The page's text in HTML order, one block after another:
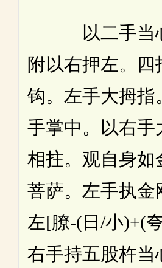
以二手当心
附以右押左。四
钩。左手大拇指
手掌中。以右手
相拄。观自身如
菩萨。左手执金
左[膫-(日/小)+(
右手持五股杵当